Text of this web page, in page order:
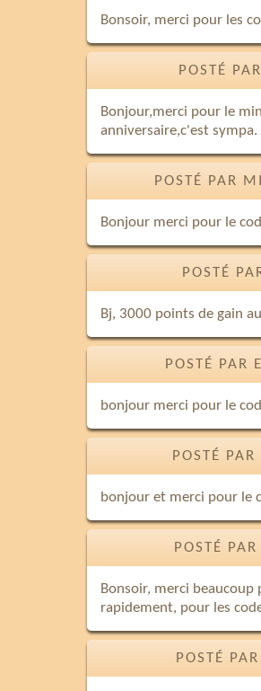
Bonsoir, merci pour les
POSTÉ
Bonjour,merci pour le
anniversaire,c'est
POSTÉ PAR
Bonjour merci pour le
POSTÉ
Bj, 3000 points de gain
POSTÉ
bonjour merci pour le
POSTÉ
bonjour et merci pour le
POSTÉ
Bonsoir, merci
rapidement, pour les
POSTÉ